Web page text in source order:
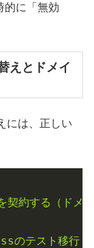
的に「無効
えとドメイ
には、正しい
契約する（ドメ
のテスト移行（